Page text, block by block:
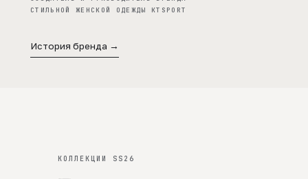
СТИЛЬНОЙ ЖЕНСКОЙ ОДЕЖДЫ KTSPORT
История бренда →
КОЛЛЕКЦИИ SS26